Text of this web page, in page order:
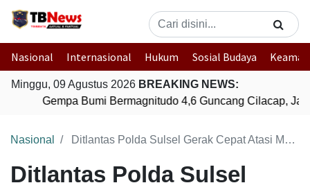
Nasional Internasional Hukum Sosial Budaya
Minggu, 09 Agustus 2026 BREAKING NEWS:
Gempa Bumi Bermagnitudo 4,6 Guncang Cilacap,
Nasional Ditlantas Polda Sulsel Gerak Cepat Atasi Material Longsor yang Tutupi Jalan di Dua Desa Mamuju
Ditlantas Polda Sulsel